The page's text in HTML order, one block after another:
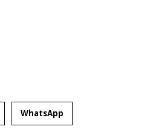
WhatsApp